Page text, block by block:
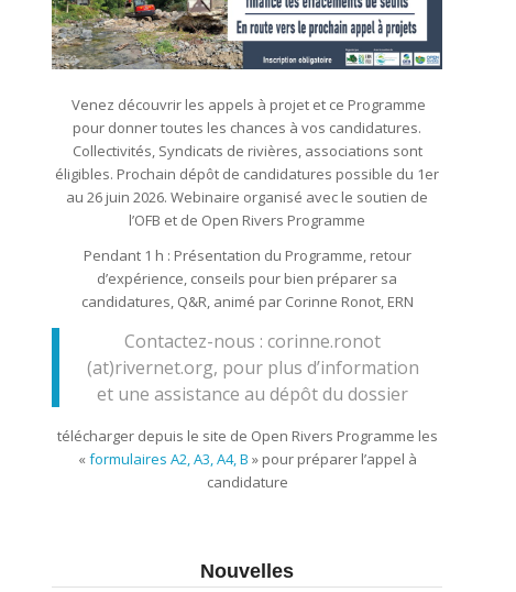
Venez découvrir les appels à projet et ce Programme
pour donner toutes les chances à vos candidatures.
Collectivités, Syndicats de rivières, associations sont
éligibles. Prochain dépôt de candidatures possible du 1er
au 26 juin 2026. Webinaire organisé avec le soutien de
l’OFB et de Open Rivers Programme
Pendant 1 h : Présentation du Programme, retour
d’expérience, conseils pour bien préparer sa
candidatures, Q&R, animé par Corinne Ronot, ERN
Contactez-nous : corinne.ronot
(at)rivernet.org, pour plus d’information
et une assistance au dépôt du dossier
télécharger depuis le site de Open Rivers Programme les
«formulaires A2, A3, A4, B » pour préparer l’appel à
candidature
Nouvelles